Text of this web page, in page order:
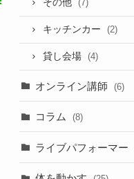
その他 (7)
キッチンカー (2)
貸し会場 (4)
オンライン講師 (6)
コラム (8)
ライブパフォーマー